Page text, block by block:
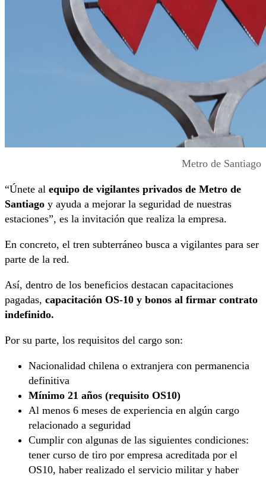
Metro de Santiago
“Únete al equipo de vigilantes privados de Metro de
Santiago y ayuda a mejorar la seguridad de nuestras
estaciones”, es la invitación que realiza la empresa.
En concreto, el tren subterráneo busca a vigilantes para ser
parte de la red.
Así, dentro de los beneficios destacan capacitaciones
pagadas, capacitación OS-10 y bonos al firmar contrato
indefinido.
Por su parte, los requisitos del cargo son:
Nacionalidad chilena o extranjera con permanencia
definitiva
Mínimo 21 años (requisito OS10)
Al menos 6 meses de experiencia en algún cargo
relacionado a seguridad
Cumplir con algunas de las siguientes condiciones:
tener curso de tiro por empresa acreditada por el
OS10, haber realizado el servicio militar y haber